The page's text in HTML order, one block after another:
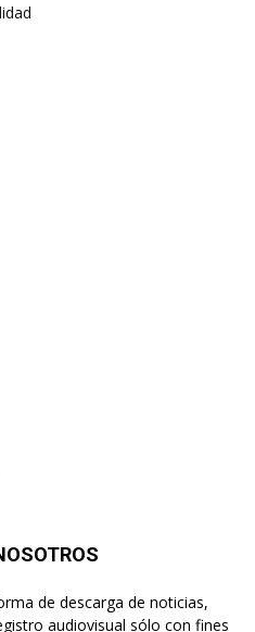
de descarga de noticias,
audiovisual sólo con fines